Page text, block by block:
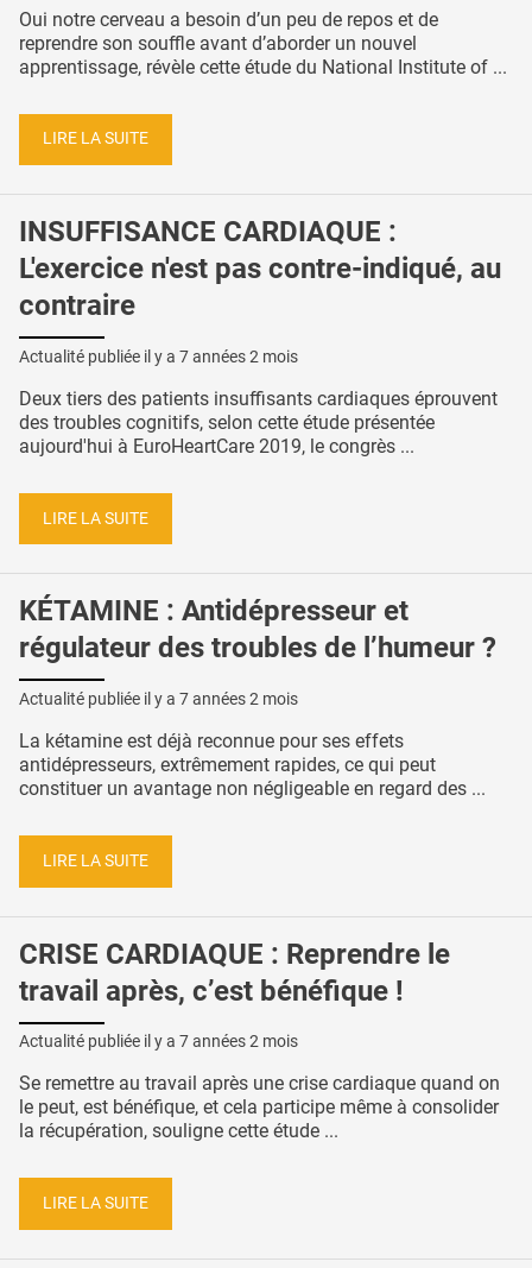
Oui notre cerveau a besoin d’un peu de repos et de
reprendre son souffle avant d’aborder un nouvel
apprentissage, révèle cette étude du National Institute of ...
LIRE LA SUITE
INSUFFISANCE CARDIAQUE :
L'exercice n'est pas contre-indiqué, au
contraire
Actualité publiée il y a 7 années 2 mois
Deux tiers des patients insuffisants cardiaques éprouvent
des troubles cognitifs, selon cette étude présentée
aujourd'hui à EuroHeartCare 2019, le congrès ...
LIRE LA SUITE
KÉTAMINE : Antidépresseur et
régulateur des troubles de l’humeur ?
Actualité publiée il y a 7 années 2 mois
La kétamine est déjà reconnue pour ses effets
antidépresseurs, extrêmement rapides, ce qui peut
constituer un avantage non négligeable en regard des ...
LIRE LA SUITE
CRISE CARDIAQUE : Reprendre le
travail après, c’est bénéfique !
Actualité publiée il y a 7 années 2 mois
Se remettre au travail après une crise cardiaque quand on
le peut, est bénéfique, et cela participe même à consolider
la récupération, souligne cette étude ...
LIRE LA SUITE